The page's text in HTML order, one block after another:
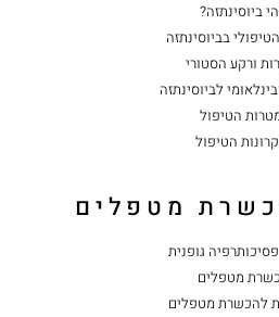
ביוסינתזה?
בביוסינתזה
ורקע הסטורי
לביוסינתזה
הטיפול
הטיפול
מטפלים
גופנית
מטפלים
להכשרת מטפלים